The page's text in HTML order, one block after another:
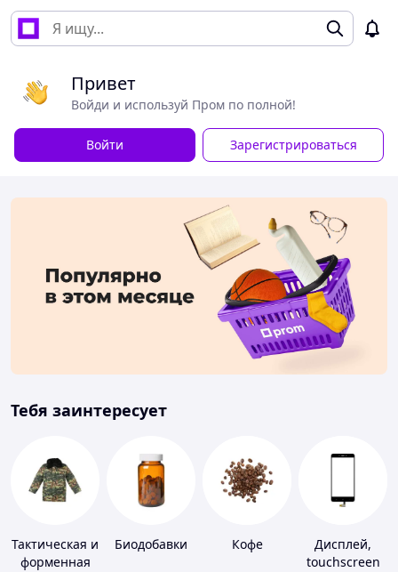
Привет
Войди и используй Пром по полной!
Войти Зарегистрироваться
Тебя заинтересует
Тактическая и
форменная
Биодобавки Кофе
Дисплей,
touchscreen